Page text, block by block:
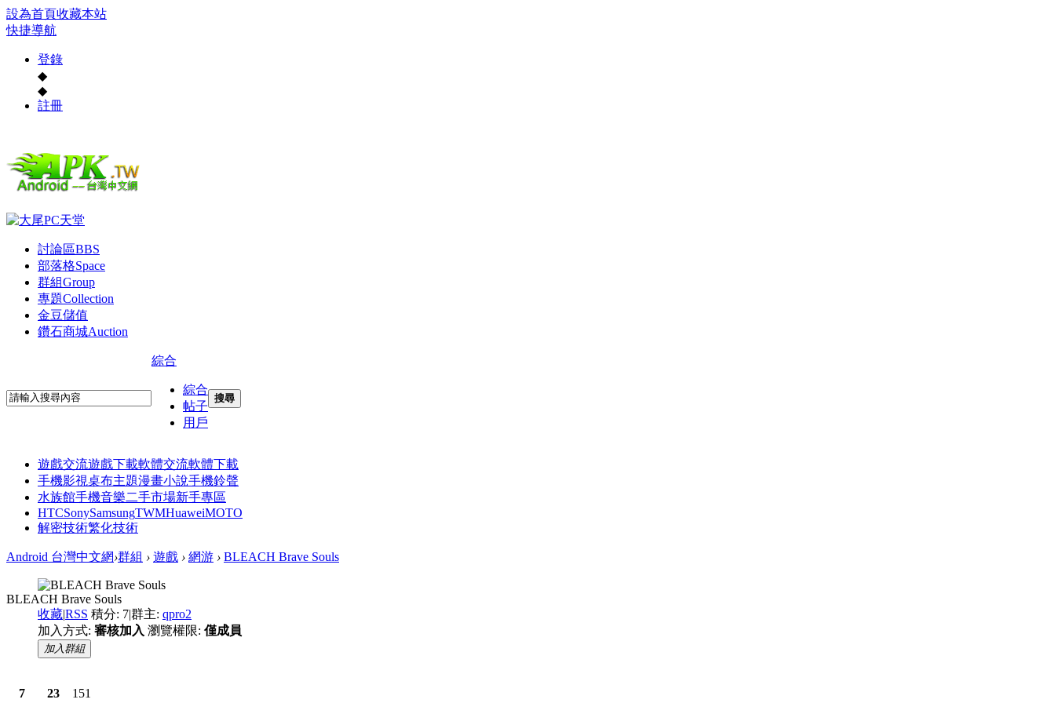
設為首頁收藏本站
快捷導航
登錄
◆
◆
註冊
討論區BBS
部落格Space
群組Group
專題Collection
金豆儲值
鑽石商城Auction
綜合
綜合
帖子
用戶
搜尋
遊戲交流遊戲下載軟體交流軟體下載
手機影視桌布主題漫畫小說手機鈴聲
水族館手機音樂二手市場新手專區
HTCSonySamsungTWMHuaweiMOTO
解密技術繁化技術
Android 台灣中文網›群組 › 遊戲 › 網游 › BLEACH Brave Souls
BLEACH Brave Souls
收藏|RSS 積分: 7|群主: qpro2
加入方式: 審核加入 瀏覽權限: 僅成員
加入群組
7 23 151